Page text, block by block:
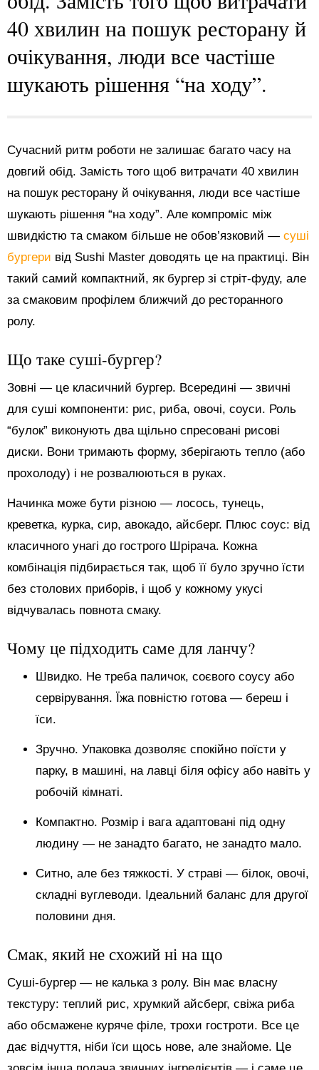
40 хвилин на пошук ресторану й
очікування, люди все частіше
шукають рішення “на ходу”.
Сучасний ритм роботи не залишає багато часу на
довгий обід. Замість того щоб витрачати 40 хвилин
на пошук ресторану й очікування, люди все частіше
шукають рішення “на ходу”. Але компроміс між
швидкістю та смаком більше не обов’язковий — суші
бургери від Sushi Master доводять це на практиці. Він
такий самий компактний, як бургер зі стріт-фуду, але
за смаковим профілем ближчий до ресторанного
ролу.
Що таке суші-бургер?
Зовні — це класичний бургер. Всередині — звичні
для суші компоненти: рис, риба, овочі, соуси. Роль
“булок” виконують два щільно спресовані рисові
диски. Вони тримають форму, зберігають тепло (або
прохолоду) і не розвалюються в руках.
Начинка може бути різною — лосось, тунець,
креветка, курка, сир, авокадо, айсберг. Плюс соус: від
класичного унагі до гострого Шрірача. Кожна
комбінація підбирається так, щоб її було зручно їсти
без столових приборів, і щоб у кожному укусі
відчувалась повнота смаку.
Чому це підходить саме для ланчу?
Швидко. Не треба паличок, соєвого соусу або
сервірування. Їжа повністю готова — береш і
їси.
Зручно. Упаковка дозволяє спокійно поїсти у
парку, в машині, на лавці біля офісу або навіть у
робочій кімнаті.
Компактно. Розмір і вага адаптовані під одну
людину — не занадто багато, не занадто мало.
Ситно, але без тяжкості. У страві — білок, овочі,
складні вуглеводи. Ідеальний баланс для другої
половини дня.
Смак, який не схожий ні на що
Суші-бургер — не калька з ролу. Він має власну
текстуру: теплий рис, хрумкий айсберг, свіжа риба
або обсмажене куряче філе, трохи гостроти. Все це
дає відчуття, ніби їси щось нове, але знайоме. Це